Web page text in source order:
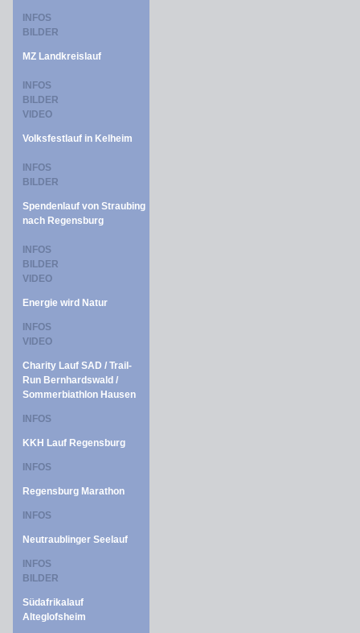
INFOS
BILDER
MZ Landkreislauf
INFOS
BILDER
VIDEO
Volksfestlauf in Kelheim
INFOS
BILDER
Spendenlauf von Straubing
nach Regensburg
INFOS
BILDER
VIDEO
Energie wird Natur
INFOS
VIDEO
Charity Lauf SAD / Trail-
Run Bernhardswald /
Sommerbiathlon Hausen
INFOS
KKH Lauf Regensburg
INFOS
Regensburg Marathon
INFOS
Neutraublinger Seelauf
INFOS
BILDER
Südafrikalauf
Alteglofsheim